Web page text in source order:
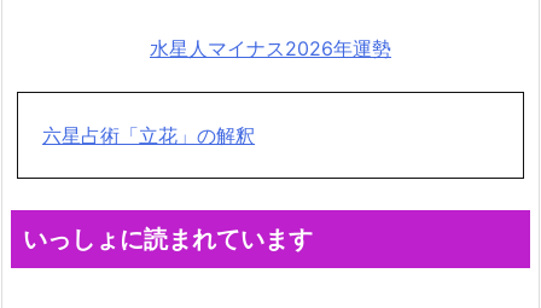
水星人マイナス2026年運勢
六星占術「立花」の解釈
いっしょに読まれています